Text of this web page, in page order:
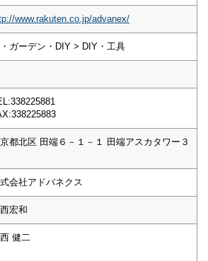
www.rakuten.co.jp/advanex/
ガーデン・DIY > DIY・工具
都北区 田端６－１－１ 田端アスカタワー３
会社アドバネクス
宏和
健二